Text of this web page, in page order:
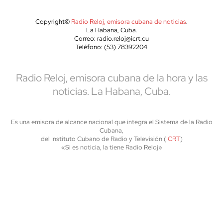
Copyright© Radio Reloj, emisora cubana de noticias.
La Habana, Cuba.
Correo: radio.reloj@icrt.cu
Teléfono: (53) 78392204
Radio Reloj, emisora cubana de la hora y las
noticias. La Habana, Cuba.
Es una emisora de alcance nacional que integra el Sistema de la Radio
Cubana,
del Instituto Cubano de Radio y Televisión (ICRT)
«Si es noticia, la tiene Radio Reloj»